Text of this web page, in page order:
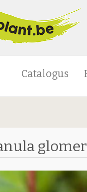
Catalogus